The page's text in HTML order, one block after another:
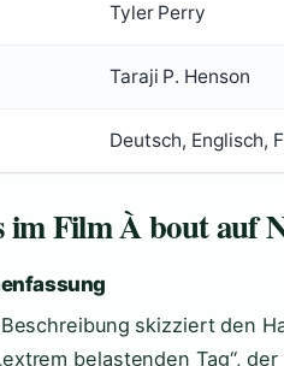
Tyler Perry
Taraji P. Henson
Deutsch, Englisch,
im Film À bout auf
skizziert den
belastenden Tag“,